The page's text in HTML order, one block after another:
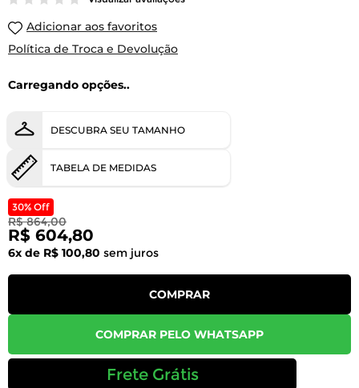
Adicionar aos favoritos
Política de Troca e Devolução
Carregando opções..
DESCUBRA SEU TAMANHO
TABELA DE MEDIDAS
30% Off
R$ 864,00
R$ 604,80
6x de R$ 100,80 sem juros
COMPRAR
COMPRAR PELO WHATSAPP
Frete Grátis